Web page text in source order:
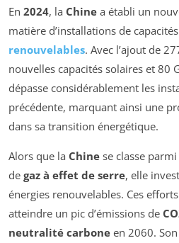
En 2024, la Chine a établi un
matière d’installations de
renouvelables. Avec l’ajout de
nouvelles capacités solaires et 80
dépasse considérablement les
précédente, marquant ainsi une
dans sa transition énergétique.
Alors que la Chine se classe
de gaz à effet de serre, elle
énergies renouvelables. Ces
atteindre un pic d’émissions de
neutralité carbone en 2060.